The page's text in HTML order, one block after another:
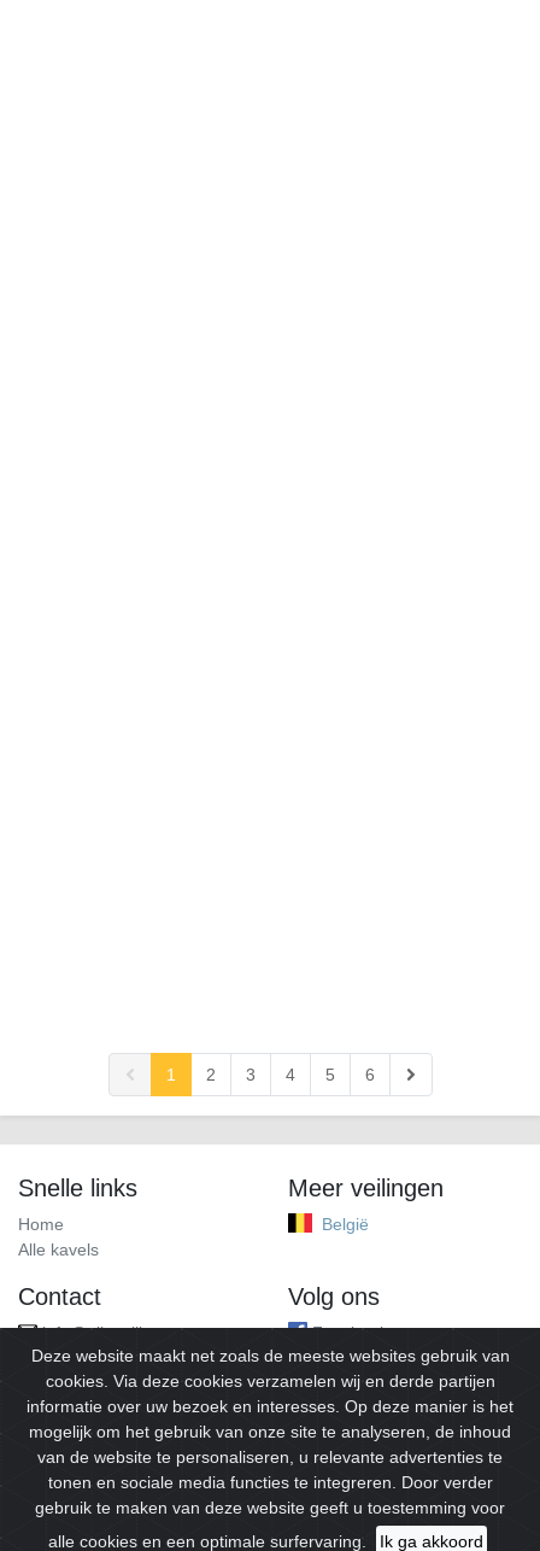
1 2 3 4 5 6
Snelle links
Home
Alle kavels
Meer veilingen
België
Contact
info@alleveilingen.net
Volg ons
Facebook
© 2026Alleveilingen.Alle rechten voorbehouden.
Deze website maakt net zoals de meeste websites gebruik van
cookies. Via deze cookies verzamelen wij en derde partijen
informatie over uw bezoek en interesses. Op deze manier is het
mogelijk om het gebruik van onze site te analyseren, de inhoud
van de website te personaliseren, u relevante advertenties te
tonen en sociale media functies te integreren. Door verder
gebruik te maken van deze website geeft u toestemming voor
alle cookies en een optimale surfervaring.
Ik ga akkoord